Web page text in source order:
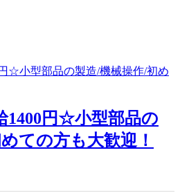
1400円☆小型部品の
ての方も大歓迎！